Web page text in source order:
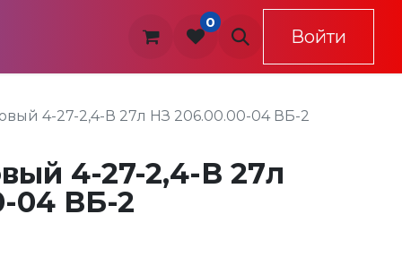
доставки и оплаты Контакты
0
Войти
4-27-2,4-В 27л НЗ 206.00.00-04 ВБ-2
4-27-2,4-В 27л
04 ВБ-2